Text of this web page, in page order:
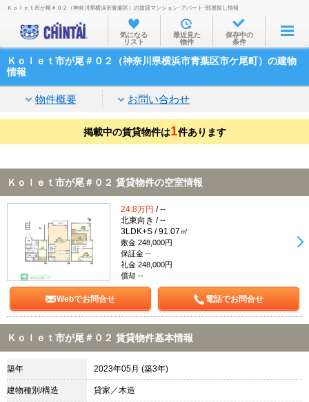
お部屋を探す
沿線・駅から
家賃相場から
通勤通学時間から
物件特集から
不動産会社から
TOP
Ｋｏｌｅｔ市が尾＃０２（神奈川県横浜市青葉区）の賃貸マンション･アパート･部屋探し情報
気になる
リスト
最近見た
物件
保存中の
条件
Ｋｏｌｅｔ市が尾＃０２（神奈川県横浜市青葉区市ケ尾町）の建物
情報
物件概要 お問い合わせ
掲載中の賃貸物件は1件あります
Ｋｏｌｅｔ市が尾＃０２ 賃貸物件の空室情報
24.8万円 / --
北東向き / --
3LDK+S / 91.07㎡
敷金 248,000円
保証金 --
礼金 248,000円
償却 --
Webでお問合せ 電話でお問合せ
Ｋｏｌｅｔ市が尾＃０２ 賃貸物件基本情報
築年 2023年05月 (築3年)
建物種別/構造 貸家／木造